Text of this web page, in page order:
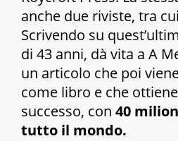
anche due riviste, tra
Scrivendo su
di 43 anni, dà vita a A
un articolo che poi
come libro e che
successo, con 40
tutto il mondo.